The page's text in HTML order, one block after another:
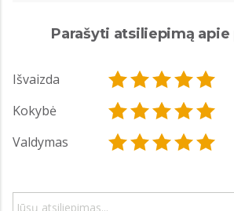
Parašyti atsiliepimą
Išvaizda
Kokybė
Valdymas